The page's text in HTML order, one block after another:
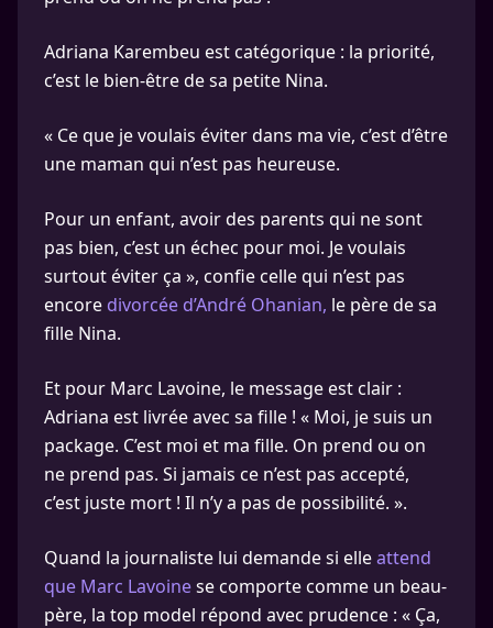
Adriana Karembeu est catégorique : la priorité,
c’est le bien-être de sa petite Nina.
« Ce que je voulais éviter dans ma vie, c’est d’être
une maman qui n’est pas heureuse.
Pour un enfant, avoir des parents qui ne sont
pas bien, c’est un échec pour moi. Je voulais
surtout éviter ça », confie celle qui n’est pas
encore divorcée d’André Ohanian, le père de sa
fille Nina.
Et pour Marc Lavoine, le message est clair :
Adriana est livrée avec sa fille ! « Moi, je suis un
package. C’est moi et ma fille. On prend ou on
ne prend pas. Si jamais ce n’est pas accepté,
c’est juste mort ! Il n’y a pas de possibilité. ».
Quand la journaliste lui demande si elleattend
que Marc Lavoinese comporte comme un beau-
père, la top model répond avec prudence : « Ça,